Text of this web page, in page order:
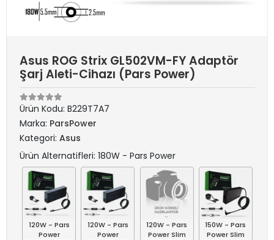
Asus ROG Strix GL502VM-FY Adaptör
Şarj Aleti-Cihazı (Pars Power)
Ürün Kodu: B229T7A7
Marka: ParsPower
Kategori: Asus
Ürün Alternatifleri: 180W - Pars Power
120W - Pars
Power
120W - Pars
Power
120W - Pars
Power Slim
150W - Pars
Power Slim